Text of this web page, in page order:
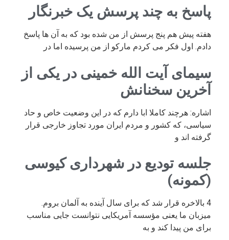
پاسخ به چند پرسش یک خبرنگار
هفته پیش هم پنج پرسش از من شده بود که به آن ها پاسخ
دادم. اول فکر می کردم مارکو از من پرسیده اما در
سیمای آیت الله خمینی در یکی از
آخرین سخنانش
اشاره: هرچند کاملا ابا دارم که در این وضعیت خاص و حاد
سیاسی، که کشور و مردم ایران مورد تجاوز خارجی قرار
گرفته اند و
جلسه تودیع در شهرداری کیوسی
(کمونه)
4 بالاخره قرار شد که برای سال آینده به آلمان بروم.
میزبان ما یعنی مؤسسه آمریکایی نتوانست جایی مناسب
برای من پیدا کند و به